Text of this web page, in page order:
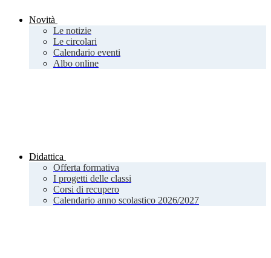
Novità
Le notizie
Le circolari
Calendario eventi
Albo online
Didattica
Offerta formativa
I progetti delle classi
Corsi di recupero
Calendario anno scolastico 2026/2027